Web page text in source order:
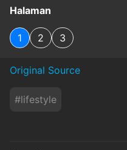
Halaman
1 2 3
Original Source
#lifestyle